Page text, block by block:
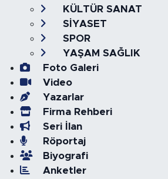
KÜLTÜR SANAT
SİYASET
SPOR
YAŞAM SAĞLIK
Foto Galeri
Video
Yazarlar
Firma Rehberi
Seri İlan
Röportaj
Biyografi
Anketler